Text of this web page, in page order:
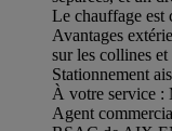
Le chauffage est
Avantages
sur les collines
Stationnement
À votre service
Agent